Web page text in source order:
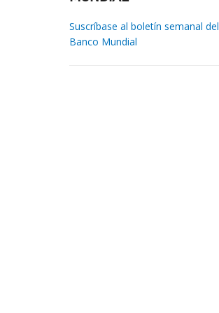
Suscríbase al boletín semanal del
Banco Mundial